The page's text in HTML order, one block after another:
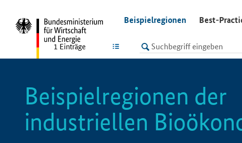
Beispielregionen Best-
LISTE
1 Einträge
Beispielregionen der
industriellen